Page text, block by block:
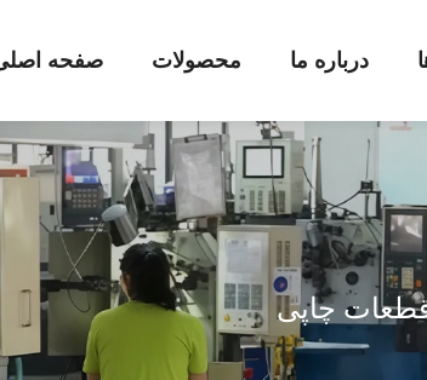
صفحه محصولات درباره ما
چاپی